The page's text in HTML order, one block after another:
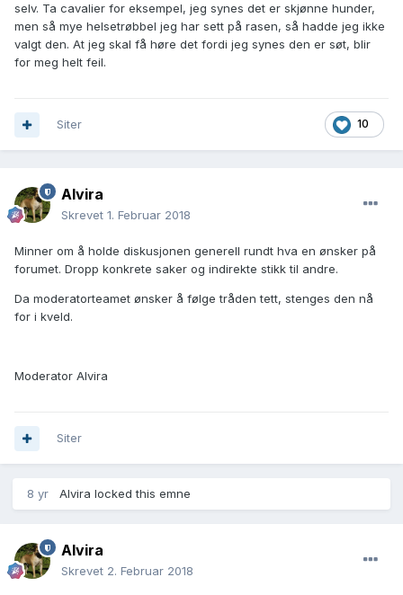
selv. Ta cavalier for eksempel, jeg synes det er skjønne hunder,
men så mye helsetrøbbel jeg har sett på rasen, så hadde jeg ikke
valgt den. At jeg skal få høre det fordi jeg synes den er søt, blir
for meg helt feil.
10
Siter
Alvira
Skrevet 1. Februar 2018
Minner om å holde diskusjonen generell rundt hva en ønsker på
forumet. Dropp konkrete saker og indirekte stikk til andre.
Da moderatorteamet ønsker å følge tråden tett, stenges den nå
for i kveld.
Moderator Alvira
Siter
8 yr Alvira locked this emne
Alvira
Skrevet 2. Februar 2018